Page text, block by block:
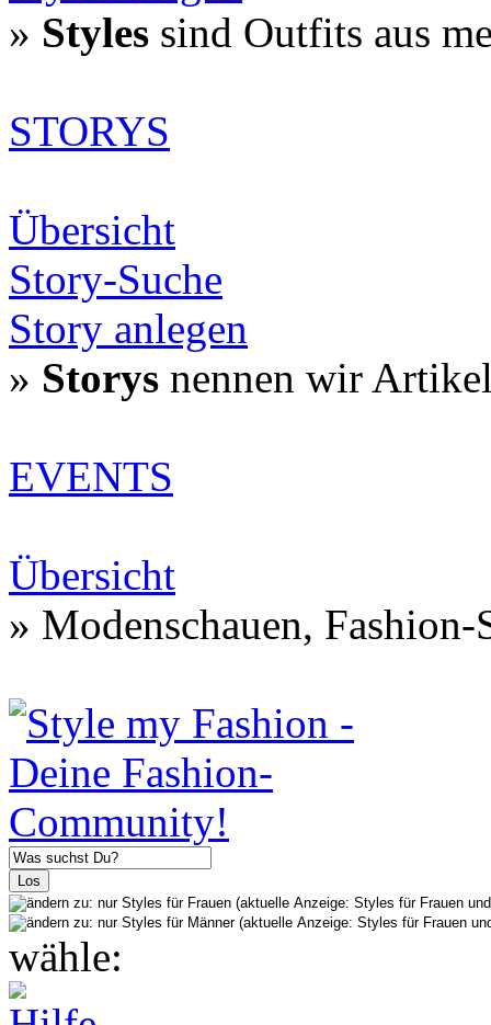
» Styles sind Outfits aus
STORYS
Übersicht
Story-Suche
Story anlegen
» Storys nennen wir
EVENTS
Übersicht
» Modenschauen,
wähle: